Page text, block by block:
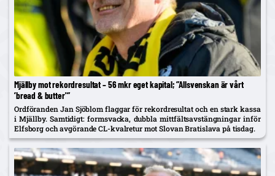
Mjällby mot rekordresultat – 56 mkr eget kapital; ”Allsvenskan är vårt
’bread & butter'”
Ordföranden Jan Sjöblom flaggar för rekordresultat och en stark kassa
i Mjällby. Samtidigt: formsvacka, dubbla mittfältsavstängningar inför
Elfsborg och avgörande CL-kvalretur mot Slovan Bratislava på tisdag.